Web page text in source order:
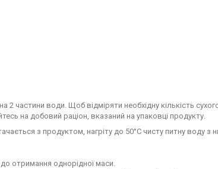
2 частини води. Щоб відміряти необхідну кількість
на добовий раціон, вказаний на упаковці продукту.
з продуктом, нагріту до 50°С чисту питну воду з
отримання однорідної маси.